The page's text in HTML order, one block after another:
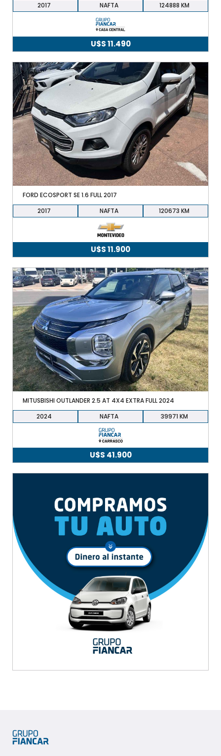
2017
NAFTA 124888
U$S11.490
FORD ECOSPORT SE 1.6 FULL 2017
2017
NAFTA 120673
U$S11.900
MITUSBISHI OUTLANDER 2.5 AT 4X4 EXTRA FULL 2024
2024
NAFTA 39971
U$S 41.900